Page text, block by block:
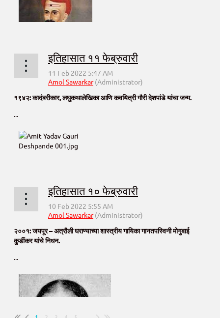
इतिहासात ११ फेब्रुवारी
१९४२: कादंबरीकार, लघुकथालेखिका आणि कवयित्री गौरी देशपांडे यांचा जन्म.
...
इतिहासात १० फेब्रुवारी
२००१: जयपूर – अत्रौली घराण्याच्या शास्त्रीय गायिका गानतपस्विनी मोगुबाई
कुर्डीकर यांचे निधन.
...